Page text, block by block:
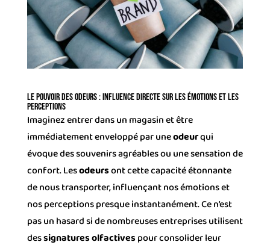
Le pouvoir des odeurs : Influence directe sur les émotions et les
perceptions
Imaginez entrer dans un magasin et être
immédiatement enveloppé par uneodeurqui
évoque des souvenirs agréables ou une sensation de
confort. Lesodeursont cette capacité étonnante
de nous transporter, influençant nos émotions et
nos perceptions presque instantanément. Ce n’est
pas un hasard si de nombreuses entreprises utilisent
dessignatures olfactivespour consolider leur